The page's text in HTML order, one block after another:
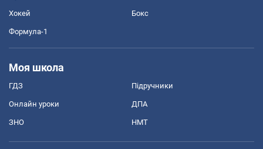
Хокей Бокс
Формула-1
Моя школа
ГДЗ Підручники
Онлайн уроки ДПА
ЗНО НМТ